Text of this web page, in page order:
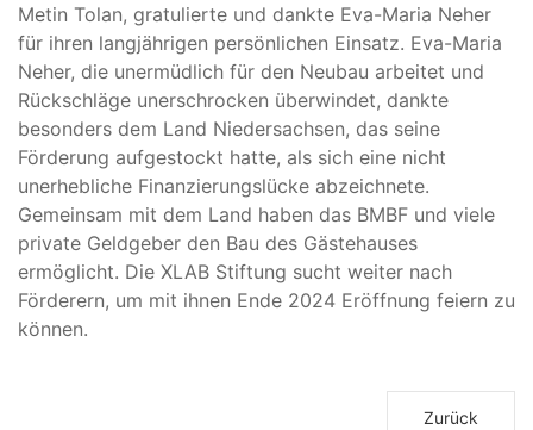
Metin Tolan, gratulierte und dankte Eva-Maria Neher
für ihren langjährigen persönlichen Einsatz. Eva-Maria
Neher, die unermüdlich für den Neubau arbeitet und
Rückschläge unerschrocken überwindet, dankte
besonders dem Land Niedersachsen, das seine
Förderung aufgestockt hatte, als sich eine nicht
unerhebliche Finanzierungslücke abzeichnete.
Gemeinsam mit dem Land haben das BMBF und viele
private Geldgeber den Bau des Gästehauses
ermöglicht. Die XLAB Stiftung sucht weiter nach
Förderern, um mit ihnen Ende 2024 Eröffnung feiern zu
können.
Zurück